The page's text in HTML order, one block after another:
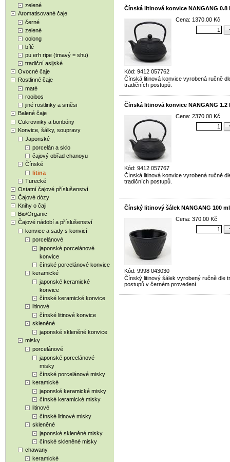
zelené
Aromatisované čaje
černé
zelené
oolong
bílé
pu erh ripe (tmavý = shu)
tradiční asijské
Ovocné čaje
Rostlinné čaje
maté
rooibos
jiné rostlinky a směsi
Balené čaje
Cukrovinky a bonbóny
Konvice, šálky, soupravy
Japonské
porcelán a sklo
čajový obřad chanoyu
Čínské
litina
Turecké
Ostatní čajové příslušenství
Čajové dózy
Knihy o čaji
Bio/Organic
Čajové nádobí a příslušenství
konvice a sady s konvicí
porcelánové
japonské porcelánové
konvice
čínské porcelánové konvice
keramické
japonské keramické
konvice
čínské keramické konvice
litinové
čínské litinové konvice
skleněné
japonské skleněné konvice
misky
porcelánové
japonské porcelánové
misky
čínské porcelánové misky
keramické
japonské keramické misky
čínské keramické misky
litinové
čínské litinové misky
skleněné
japonské skleněné misky
čínské skleněné misky
chawany
keramické
Čínská litinová konvice NANGANG 0.8
Kód: 9412 057762
Cena: 1370.00 Kč
Čínská litinová konvice vyrobená ručně
tradičních postupů.
Čínská litinová konvice NANGANG 1.2
Kód: 9412 057767
Cena: 2370.00 Kč
Čínská litinová konvice vyrobená ručně
tradičních postupů.
Čínský litinový šálek NANGANG 100
Kód: 9998 043030
Cena: 370.00 Kč
Čínský litinový šálek vyrobený ručně dle
postupů v černém provedení.